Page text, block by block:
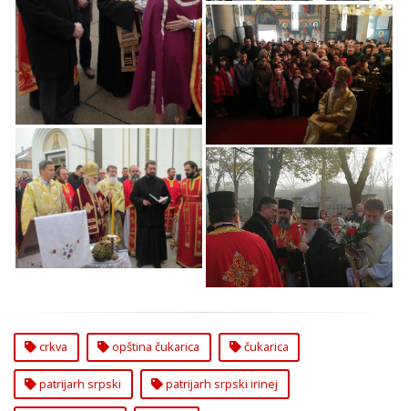
Irineja u Hramovima
na Čukarici
Oproštaj od NJegove
Svetosti Patrijarha
Srpskog Gospodina
Irineja u Hramovima
na Čukarici
Oproštaj od NJegove
Svetosti Patrijarha
Srpskog Gospodina
Irineja u Hramovima
na Čukarici
Oproštaj od NJegove
Svetosti Patrijarha
Srpskog Gospodina
Irineja u Hramovima
na Čukarici
crkva opština čukarica čukarica
patrijarh srpski patrijarh srpski irinej